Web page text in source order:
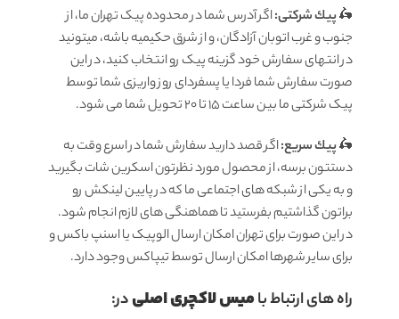
🛵پيك شرکتی:اگر آدرس شما در محدوده پیک تهران ما، از
جنوب و غرب اتوبان آزادگان، و از شرق حکیمیه باشه، میتونید
در انتهای سفارش خود گزینه پیک رو انتخاب کنید، در این
صورت سفارش شما فردا یا پسفردای روز واريزى شما توسط
پیک شرکتی ما بين ساعت ۱۵ تا ٢٠ تحويل شما مى شود.
🛵پيك سریع:اگر قصد دارید سفارش شما در اسرع وقت به
دستتون برسه، از محصول مورد نظرتون اسکرین شات بگیرید
و به یکی از شبکه های اجتماعی ما که در پایین لینکش رو
براتون گذاشتیم بفرستید تا هماهنگی های لازم انجام شود.
در این صورت برای تهران امکان ارسال الوپیک یا اسنپ باکس و
برای سایر شهرها امکان ارسال توسط تیپاکس وجود دارد.
راه های ارتباط بامیس لاکچری اصلیدر: